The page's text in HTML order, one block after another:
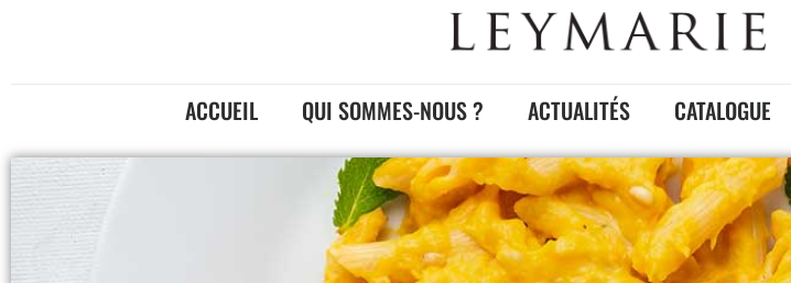
ACCUEIL QUI SOMMES-NOUS ? ACTUALITÉS CATALOGUE